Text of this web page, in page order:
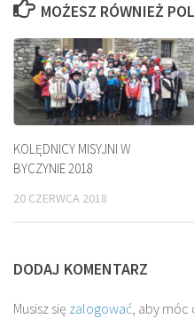
MOŻESZ RÓWNIEŻ
KOLĘDNICY MISYJNI W
BYCZYNIE 2018
20 CZERWCA 2018
DODAJ KOMENTARZ
Musisz się zalogować, aby móc